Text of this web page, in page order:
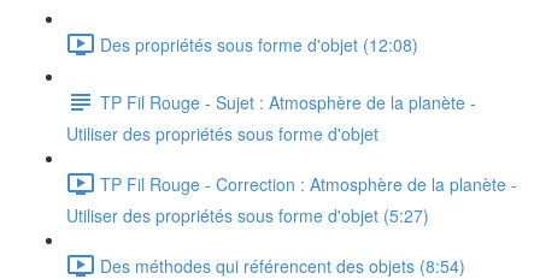
Des propriétés sous forme d'objet (12:08)
TP Fil Rouge - Sujet : Atmosphère de la planète -
Utiliser des propriétés sous forme d'objet
TP Fil Rouge - Correction : Atmosphère de la planète -
Utiliser des propriétés sous forme d'objet (5:27)
Des méthodes qui référencent des objets (8:54)